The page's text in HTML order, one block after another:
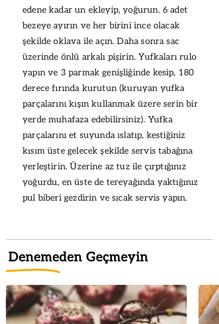
edene kadar un ekleyip, yoğurun. 6 adet
bezeye ayırın ve her birini ince olacak
şekilde oklava ile açın. Daha sonra sac
üzerinde önlü arkalı pişirin. Yufkaları rulo
yapın ve 3 parmak genişliğinde kesip, 180
derece fırında kurutun (kuruyan yufka
parçalarını kışın kullanmak üzere serin bir
yerde muhafaza edebilirsiniz). Yufka
parçalarını et suyunda ıslatıp, kestiğiniz
kısım üste gelecek şekilde servis tabağına
yerleştirin. Üzerine az tuz ile çırptığınız
yoğurdu, en üste de tereyağında yaktığınız
pul biberi gezdirin ve sıcak servis yapın.
Denemeden Geçmeyin